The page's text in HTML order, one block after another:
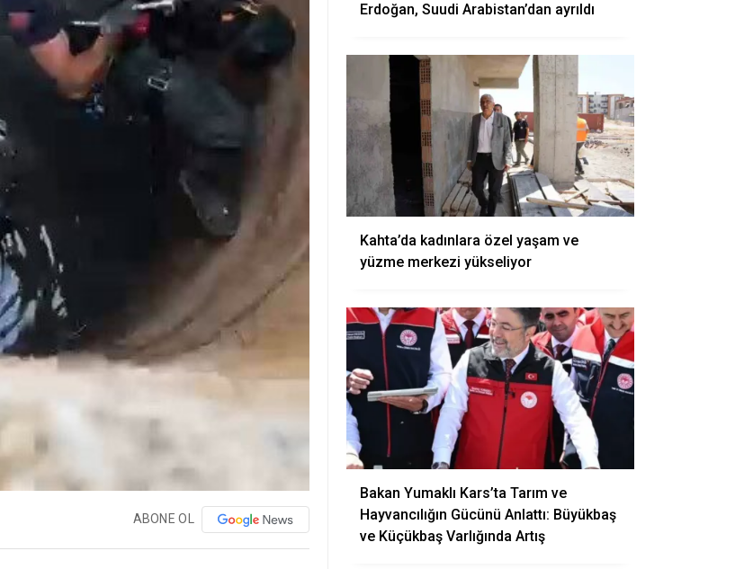
ABONE OL
Erdoğan, Suudi Arabistan’dan ayrıldı
Kahta’da kadınlara özel yaşam ve
yüzme merkezi yükseliyor
Bakan Yumaklı Kars’ta Tarım ve
Hayvancılığın Gücünü Anlattı: Büyükbaş
ve Küçükbaş Varlığında Artış